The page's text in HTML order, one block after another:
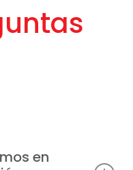
en